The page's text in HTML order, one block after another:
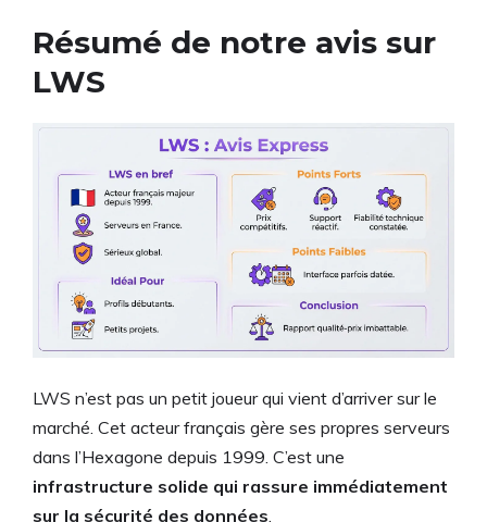
Résumé de notre avis sur
LWS
LWS n’est pas un petit joueur qui vient d’arriver sur le
marché. Cet acteur français gère ses propres serveurs
dans l’Hexagone depuis 1999. C’est une
infrastructure solide qui rassure immédiatement
sur la sécurité des données.